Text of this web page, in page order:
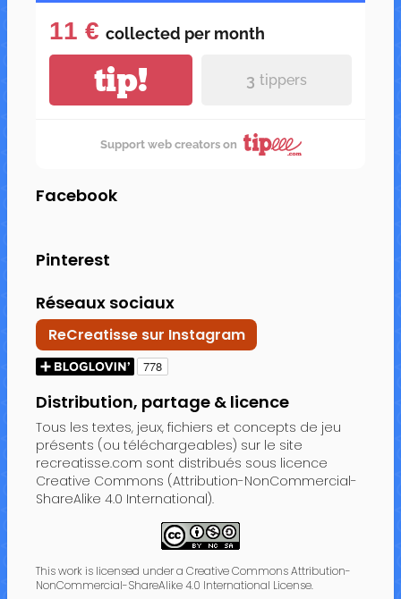
11 € collected per month
tip! 3 tippers
Support web creators on
Facebook
Pinterest
Réseaux sociaux
ReCreatisse sur Instagram
Distribution, partage & licence
Tous les textes, jeux, fichiers et concepts de jeu
présents (ou téléchargeables) sur le site
recreatisse.com sont distribués sous licence
Creative Commons (Attribution-NonCommercial-
ShareAlike 4.0 International).
This work is licensed under a Creative Commons Attribution-
NonCommercial-ShareAlike 4.0 International License.